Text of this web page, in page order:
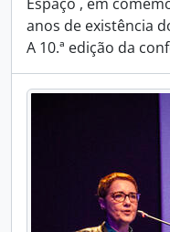
anos de existência
A 10.ª edição da